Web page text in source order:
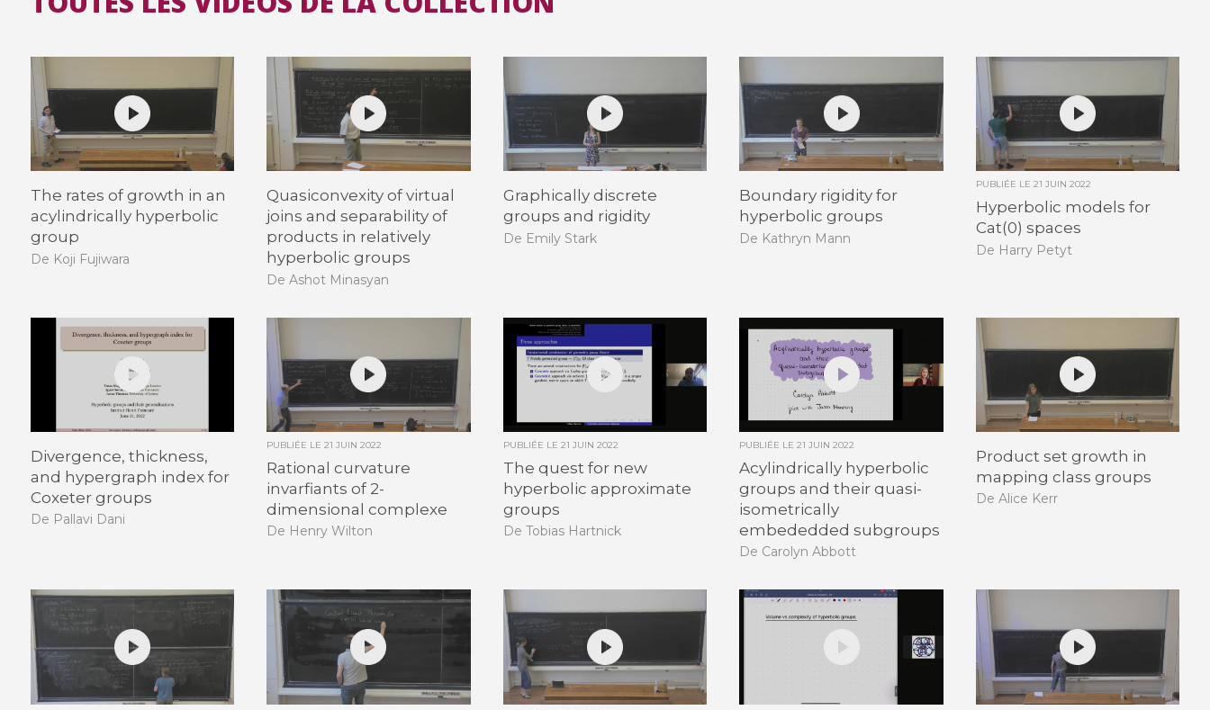
The rates of growth in an
acylindrically hyperbolic
group
De Koji Fujiwara
Quasiconvexity of virtual
joins and separability of
products in relatively
hyperbolic groups
De Ashot Minasyan
Graphically discrete
groups and rigidity
De Emily Stark
Boundary rigidity for
hyperbolic groups
De Kathryn Mann
PUBLIÉE LE 21 JUIN 2022
Hyperbolic models for
Cat(0) spaces
De Harry Petyt
Divergence, thickness,
and hypergraph index for
Coxeter groups
De Pallavi Dani
PUBLIÉE LE21 JUIN 2022
Rational curvature
invarfiants of 2-
dimensional complexe
De Henry Wilton
PUBLIÉE LE 21 JUIN 2022
The quest for new
hyperbolic approximate
groups
De Tobias Hartnick
PUBLIÉE LE21 JUIN 2022
Acylindrically hyperbolic
groups and their quasi-
isometrically
embededded subgroups
De Carolyn Abbott
Product set growth in
mapping class groups
De Alice Kerr